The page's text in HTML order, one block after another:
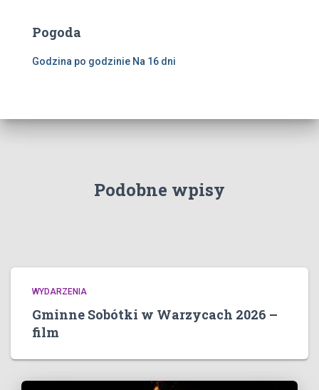
Pogoda
Godzina po godzinie Na 16 dni
Podobne wpisy
WYDARZENIA
Gminne Sobótki w Warzycach 2026 –
film